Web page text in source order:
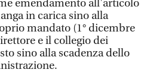
emendamento all'articolo
in carica sino alla
mandato (1° dicembre
e il collegio dei
sino alla scadenza dello